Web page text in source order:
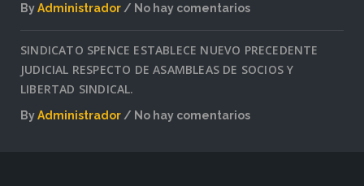
ByAdministrador
No hay comentarios
BANCO
CHILE
SINDICATO SPENCE ESTABLECE NUEVO PRECEDENTE
JUDICIAL RESPECTO DE ASAMBLEAS DE SOCIOS Y
LIBERTAD SINDICAL.
ByAdministrador
No hay comentarios